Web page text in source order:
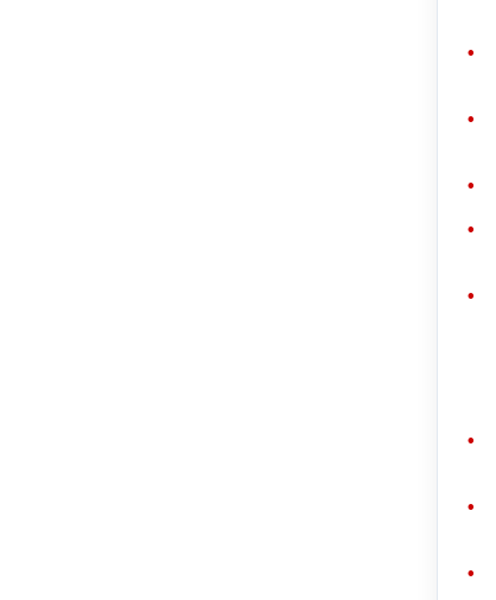
•
•
•
•
•
•
•
•